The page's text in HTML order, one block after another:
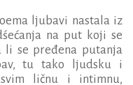
ljubavi nastala iz
śećanja na put koji se
li se pređena putanja
tu tako ljudsku i
ličnu i intimnu,